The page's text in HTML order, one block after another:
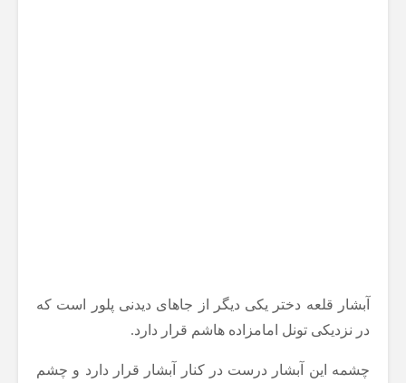
آبشار قلعه دختر یکی دیگر از جاهای دیدنی پلور است که
در نزدیکی تونل امامزاده هاشم قرار دارد.
چشمه این آبشار درست در کنار آبشار قرار دارد و چشم